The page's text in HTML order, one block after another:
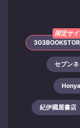
限定サ
セブン
紀伊國屋書店